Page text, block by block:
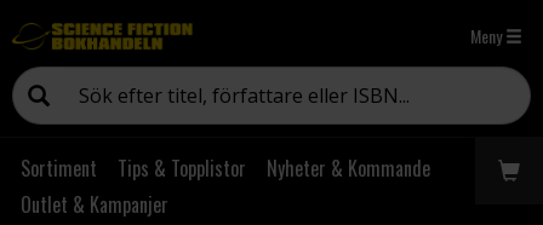
Meny
Sortiment Tips & Topplistor
Nyheter & Kommande
Outlet & Kampanjer